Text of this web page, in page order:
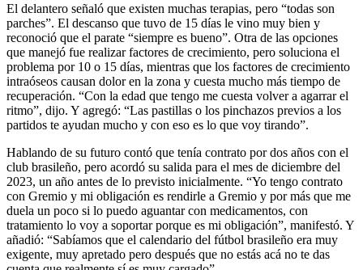
El delantero señaló que existen muchas terapias, pero “todas son
parches”. El descanso que tuvo de 15 días le vino muy bien y
reconoció que el parate “siempre es bueno”. Otra de las opciones
que manejó fue realizar factores de crecimiento, pero soluciona el
problema por 10 o 15 días, mientras que los factores de crecimiento
intraóseos causan dolor en la zona y cuesta mucho más tiempo de
recuperación. “Con la edad que tengo me cuesta volver a agarrar el
ritmo”, dijo. Y agregó: “Las pastillas o los pinchazos previos a los
partidos te ayudan mucho y con eso es lo que voy tirando”.
Hablando de su futuro contó que tenía contrato por dos años con el
club brasileño, pero acordó su salida para el mes de diciembre del
2023, un año antes de lo previsto inicialmente. “Yo tengo contrato
con Gremio y mi obligación es rendirle a Gremio y por más que me
duela un poco si lo puedo aguantar con medicamentos, con
tratamiento lo voy a soportar porque es mi obligación”, manifestó. Y
añadió: “Sabíamos que el calendario del fútbol brasileño era muy
exigente, muy apretado pero después que no estás acá no te das